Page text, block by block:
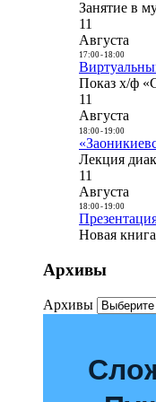
Занятие в
11
Августа
17:00- 18:00
Показ х/ф
11
Августа
18:00- 19:00
Лекция
11
Августа
18:00- 19:00
Новая
Архивы
Архивы